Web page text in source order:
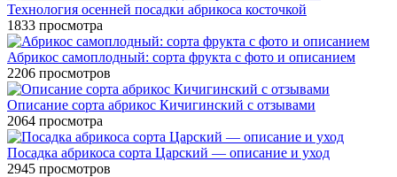
Технология осенней посадки абрикоса косточкой
1833 просмотра
Абрикос самоплодный: сорта фрукта с фото и описанием
2206 просмотров
Описание сорта абрикос Кичигинский с отзывами
2064 просмотра
Посадка абрикоса сорта Царский — описание и уход
2945 просмотров